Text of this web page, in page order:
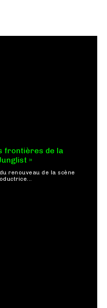
frontières de la
»